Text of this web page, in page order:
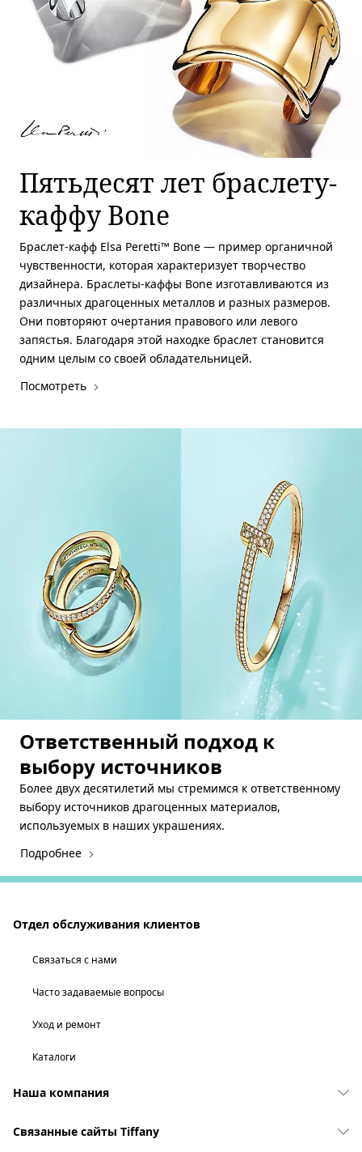
Пятьдесят лет браслету-
каффу Bone
Браслет-кафф Elsa Peretti™ Bone — пример органичной
чувственности, которая характеризует творчество
дизайнера. Браслеты-каффы Bone изготавливаются из
различных драгоценных металлов и разных размеров.
Они повторяют очертания правового или левого
запястья. Благодаря этой находке браслет становится
одним целым со своей обладательницей.
Посмотреть
Ответственный подход к
выбору источников
Более двух десятилетий мы стремимся к ответственному
выбору источников драгоценных материалов,
используемых в наших украшениях.
Подробнее
Отдел обслуживания клиентов
Связаться с нами
Часто задаваемые вопросы
Уход и ремонт
Каталоги
Наша компания
Связанные сайты Tiffany